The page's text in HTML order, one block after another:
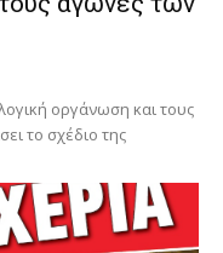
οργάνωση και τους
το σχέδιο της